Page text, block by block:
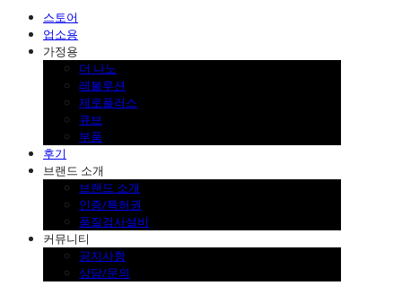
스토어
업소용
가정용
더 나노
레볼루션
제로플러스
큐브
부품
후기
브랜드 소개
브랜드 소개
인증/특허권
품질검사설비
커뮤니티
공지사항
상담/문의